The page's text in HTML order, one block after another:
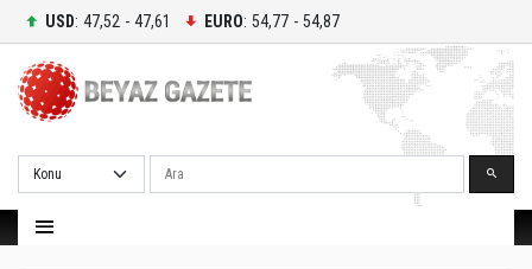
USD: 47,52 - 47,61 EURO: 54,77 - 54,87
Ara